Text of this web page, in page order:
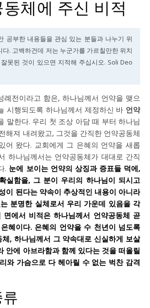
체에 주신 비적
다. 고백하건데 저는 누군가를 가르칠만한 위치
못된 것이 있으면 지적해 주십시오. Soli Deo
례전이라고 함은, 하나님께서 언약을 맺으
시행되도록 하나님께서 제정하신 바 언약
말한다. 우리 첫 조상 아담 때 부터 하나님
해져 내려왔고, 그것을 간직한 언약공동체
어 왔다. 교회에게 그 은혜의 언약을 새롭
하나님께서는 언약공동체가 대대로 간직
. 눈에 보이는 언약의 상징과 증표들 덕에,
실함을, 그 분이 우리의 하나님이 되시고
이 된다는 약속이 추상적인 내용이 아니라
분명한 실체로서 우리 가운데 있음을 각
면에서 비적은 하나님께서 언약공동체 곧
혜이다. 은혜의 언약을 수 천년이 넘도록
, 하나님께서 그 약속대로 신실하게 보살
안에 아브라함과 함께 있다는 것을 떠올릴
와 가슴으로 다 헤아릴 수 없는 벅찬 감격